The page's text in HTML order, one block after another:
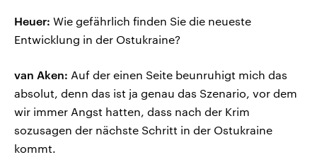
Heuer: Wie gefährlich finden Sie die neueste
Entwicklung in der Ostukraine?
van Aken: Auf der einen Seite beunruhigt mich das
absolut, denn das ist ja genau das Szenario, vor dem
wir immer Angst hatten, dass nach der Krim
sozusagen der nächste Schritt in der Ostukraine
kommt.